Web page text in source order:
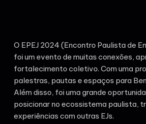
O EPEJ 2024 (Encontro Paulista de
foi um evento de muitas conexões,
fortalecimento coletivo. Com uma
palestras, pautas e espaços para
Além disso, foi uma grande
posicionar no ecossistema paulista,
experiências com outras EJs.